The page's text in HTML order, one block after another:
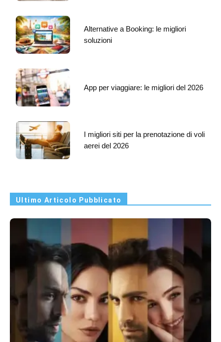
Alternative a Booking: le migliori
soluzioni
App per viaggiare: le migliori del 2026
I migliori siti per la prenotazione di voli
aerei del 2026
Ultimo Articolo Pubblicato